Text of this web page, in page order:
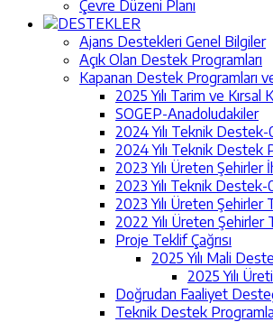
Çevre Düzeni Planı
DESTEKLER
Ajans Destekleri Genel Bilgiler
Açık Olan Destek Programları
Kapanan Destek Programları
2025 Yılı Tarim ve
SOGEP-Anadoludakiler
2024 Yılı Teknik Destek-
2024 Yılı Teknik Destek
2023 Yılı Üreten
2023 Yılı Teknik Destek-
2023 Yılı Üreten
2022 Yılı Üreten
Proje Teklif Çağrısı
2025 Yılı Mali
2025 Yılı
Doğrudan Faaliyet
Teknik Destek